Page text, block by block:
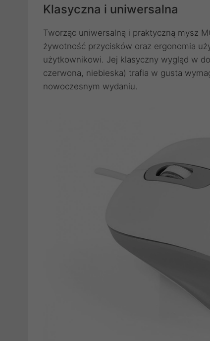
Klasyczna i uniwersalna
Tworząc uniwersalną i praktyczną mysz
żywotność przycisków oraz ergonomia
użytkownikowi. Jej klasyczny wygląd w
czerwona, niebieska) trafia w gusta
nowoczesnym wydaniu.